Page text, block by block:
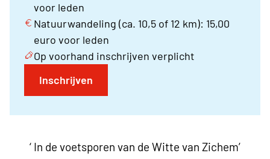
voor leden
Natuurwandeling (ca. 10,5 of 12 km): 15,00
euro voor leden
Op voorhand inschrijven verplicht
Inschrijven
‘ In de voetsporen van de Witte van Zichem’